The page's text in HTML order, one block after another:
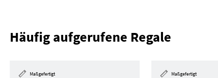
Häufig aufgerufene Regale
Maßgefertigt Maßgefertigt